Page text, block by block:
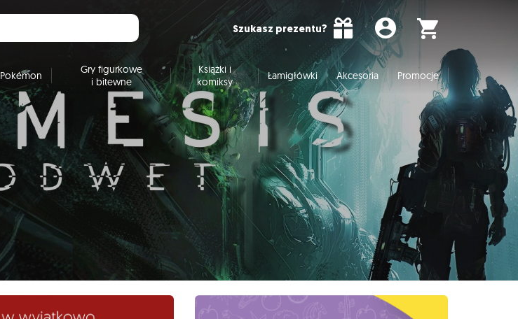
Szukasz prezentu?
Pokémon
Gry figurkowe
i bitewne
Książki i
komiksy
Łamigłówki Akcesoria Promocje